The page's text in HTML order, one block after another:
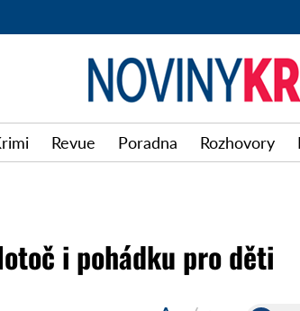
Noviny
kraje
Revue Poradna Rozhovory
i pohádku pro děti